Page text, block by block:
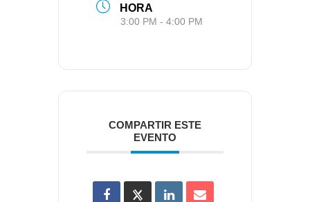
HORA
3:00 PM - 4:00 PM
COMPARTIR ESTE
EVENTO